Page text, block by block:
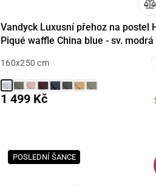
Detail
Vandyck Luxusní přehoz na postel
Piqué waffle China blue - sv. modrá
160x250 cm
1 499 Kč
POSLEDNÍ ŠANCE